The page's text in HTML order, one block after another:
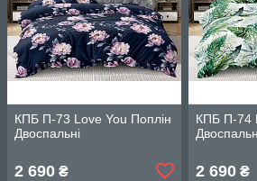
КПБ П-73 Love You Поплін
Двоспальні
2 690 ₴
КПБ П-74
2 690₴